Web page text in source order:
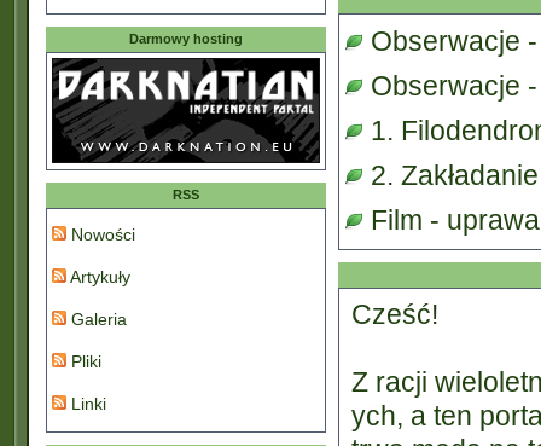
Darmowy hosting
RSS
Nowości
Artykuły
Galeria
Pliki
Linki
Obserwacje
Obserwacje
1.
2.
Film -
Cześć!
Z racji
ych, a ten